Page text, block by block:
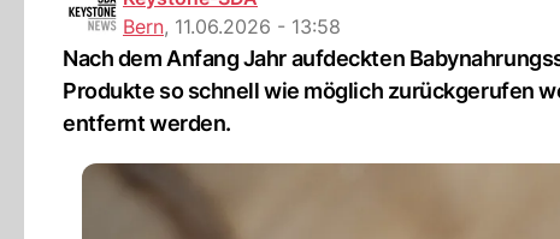
Bern, 11.06.2026 - 13:58
Nach dem Anfang Jahr aufdeckten
Produkte so schnell wie möglich zurückgerufen
entfernt werden.